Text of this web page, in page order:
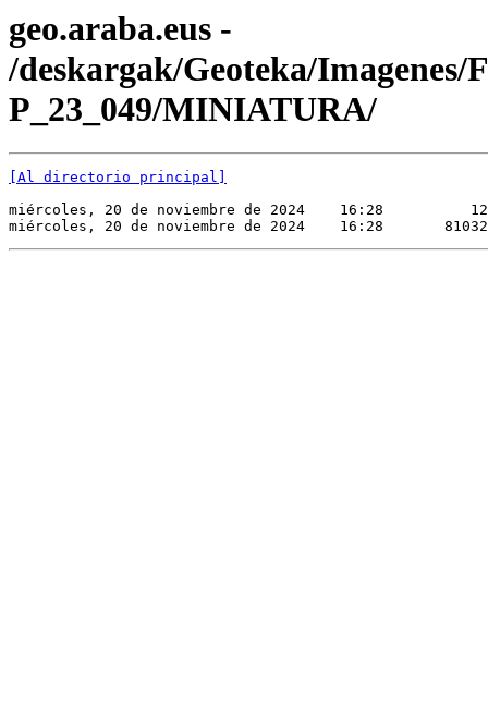
geo.araba.eus -
/deskargak/Geoteka/Imagenes/
P_23_049/MINIATURA/
[Al directorio principal]
miércoles, 20 de noviembre de 2024    16:28
miércoles, 20 de noviembre de 2024    16:28